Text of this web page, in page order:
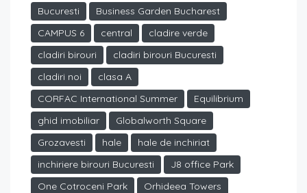
Bucuresti
Business Garden Bucharest
CAMPUS 6
central
cladire verde
cladiri birouri
cladiri birouri Bucuresti
cladiri noi
clasa A
CORFAC International Summer
Equilibrium
ghid imobiliar
Globalworth Square
Grozavesti
hale
hale de inchiriat
inchiriere birouri Bucuresti
J8 office Park
One Cotroceni Park
Orhideea Towers